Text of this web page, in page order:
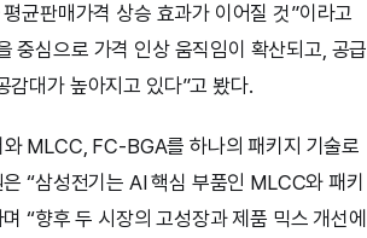
균판매가격 상승 효과가 이어질 것”이라고
중심으로 가격 인상 움직임이 확산되고, 공급
대가 높아지고 있다”고 봤다.
MLCC, FC-BGA를 하나의 패키지 기술로
“삼성전기는 AI 핵심 부품인 MLCC와 패키
“향후 두 시장의 고성장과 제품 믹스 개선에